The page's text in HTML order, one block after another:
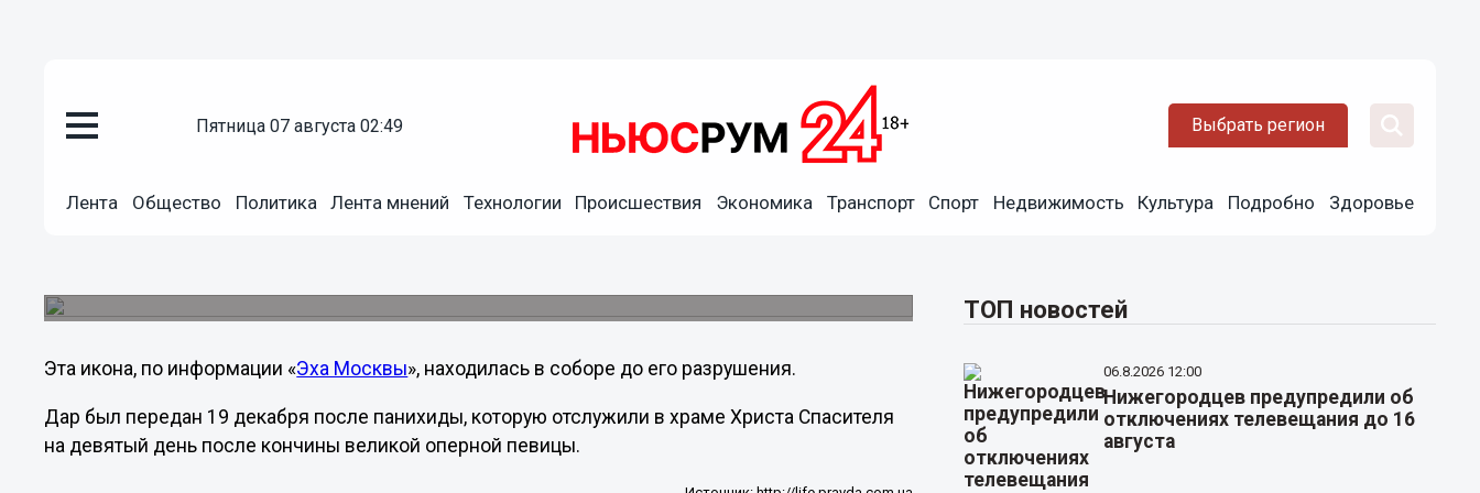
пятница 07 августа 02:49 Выбрать регион
Лента Общество Политика Лента мнений Технологии Происшествия Экономика Транспорт Спорт Недвижимость Культура Подробно Здоровье
Икона Николая Чудотворца по завещанию Галины
Эта икона, по информации «Эха Москвы», находилась в соборе до его разрушения.
Дар был передан 19 декабря после панихиды, которую отслужили в храме Христа Спасителя
на девятый день после кончины великой оперной певицы.
ТОП новостей
06.8.2026 12:00
Нижегородцев предупредили об
отключениях телевещания до 16
августа